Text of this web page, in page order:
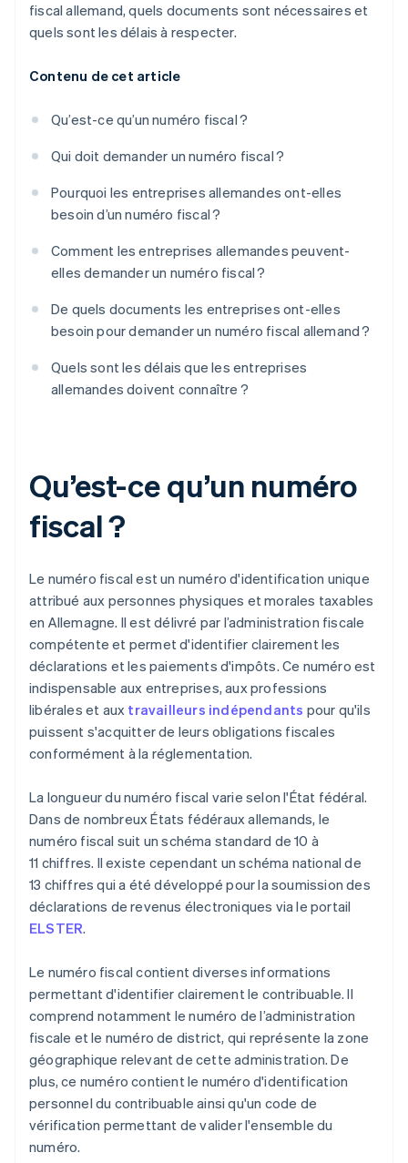
fiscal allemand, quels documents sont nécessaires et
quels sont les délais à respecter.
Contenu de cet article
Qu’est-ce qu’un numéro fiscal ?
Qui doit demander un numéro fiscal ?
Pourquoi les entreprises allemandes ont-elles
besoin d’un numéro fiscal ?
Comment les entreprises allemandes peuvent-
elles demander un numéro fiscal ?
De quels documents les entreprises ont-elles
besoin pour demander un numéro fiscal allemand ?
Quels sont les délais que les entreprises
allemandes doivent connaître ?
Qu’est-ce qu’un numéro
fiscal ?
Le numéro fiscal est un numéro d'identification unique
attribué aux personnes physiques et morales taxables
en Allemagne. Il est délivré par l’administration fiscale
compétente et permet d'identifier clairement les
déclarations et les paiements d'impôts. Ce numéro est
indispensable aux entreprises, aux professions
libérales et aux travailleurs indépendants pour qu'ils
puissent s'acquitter de leurs obligations fiscales
conformément à la réglementation.
La longueur du numéro fiscal varie selon l'État fédéral.
Dans de nombreux États fédéraux allemands, le
numéro fiscal suit un schéma standard de 10 à
11 chiffres. Il existe cependant un schéma national de
13 chiffres qui a été développé pour la soumission des
déclarations de revenus électroniques via le portail
ELSTER.
Le numéro fiscal contient diverses informations
permettant d'identifier clairement le contribuable. Il
comprend notamment le numéro de l’administration
fiscale et le numéro de district, qui représente la zone
géographique relevant de cette administration. De
plus, ce numéro contient le numéro d'identification
personnel du contribuable ainsi qu'un code de
vérification permettant de valider l'ensemble du
numéro.